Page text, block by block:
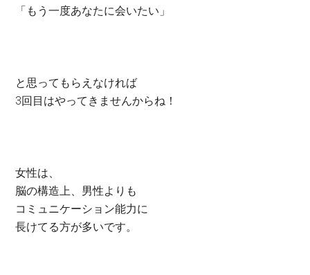
「もう一度あなたに会いたい」
と思ってもらえなければ
3回目はやってきませんからね！
女性は、
脳の構造上、男性よりも
コミュニケーション能力に
長けてる方が多いです。